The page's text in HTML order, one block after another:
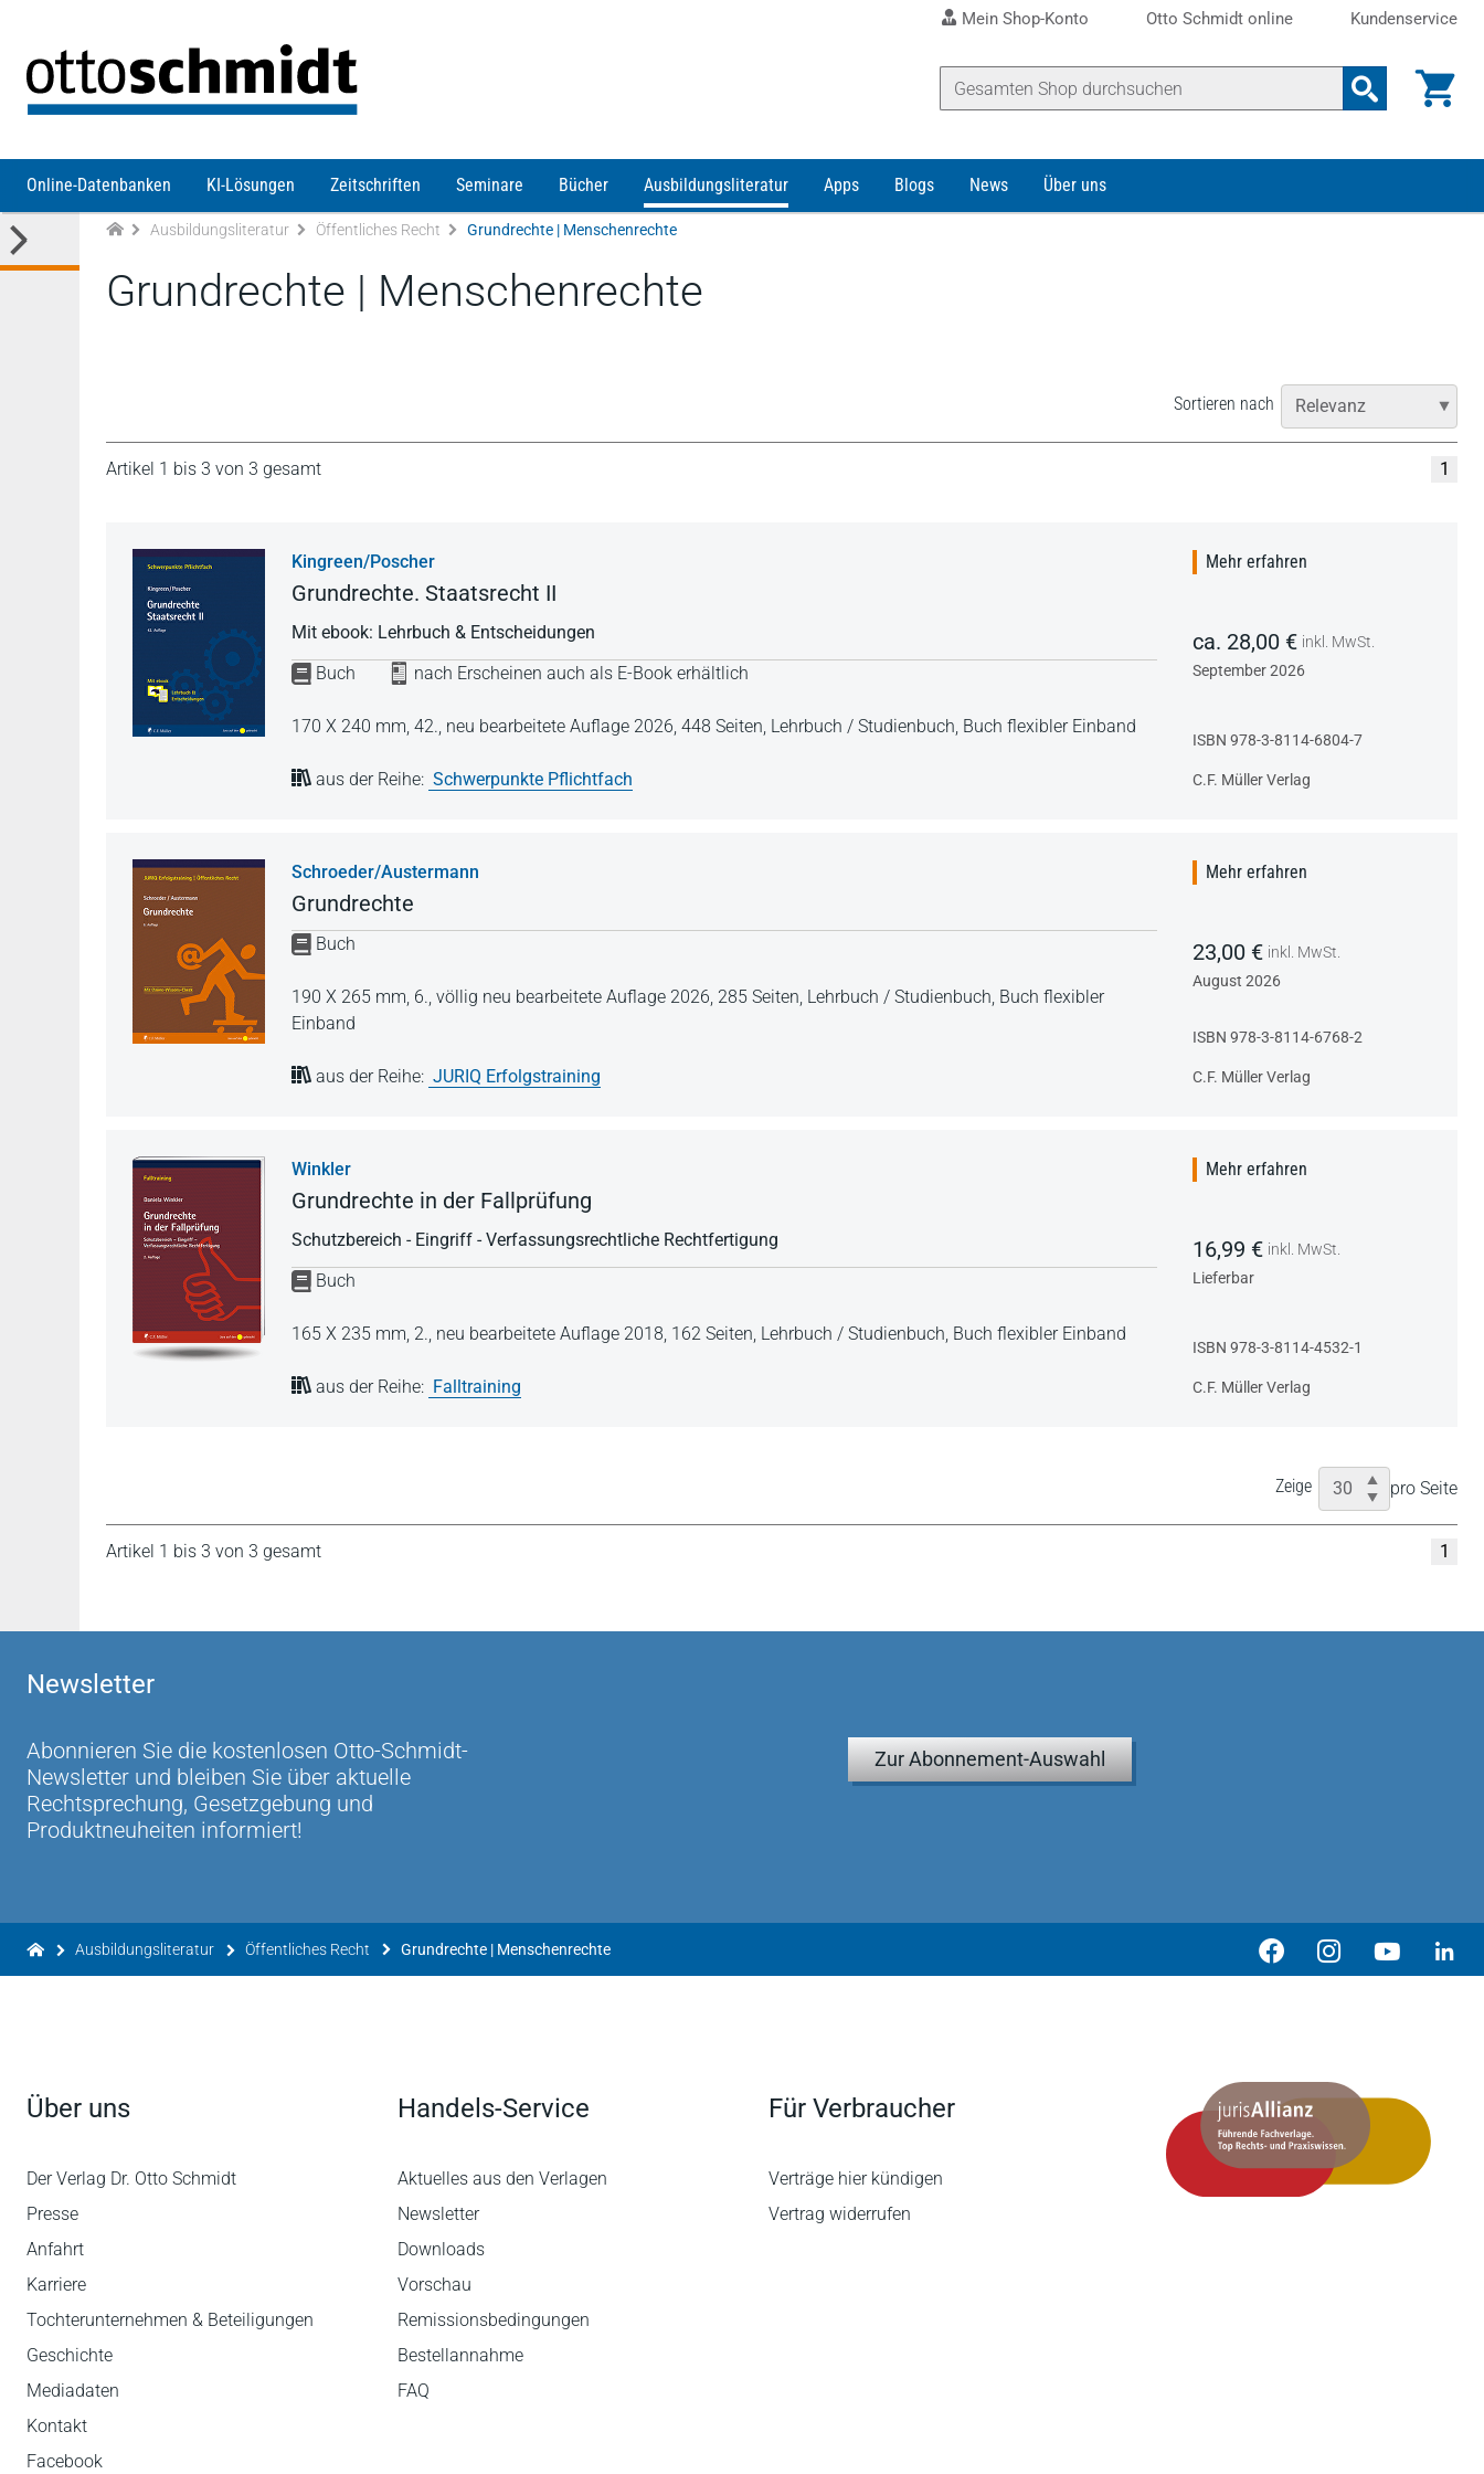
Mein Shop-Konto Otto Schmidt online Kundenservice
Online-Datenbanken KI-Lösungen Zeitschriften Seminare Bücher Ausbildungsliteratur Apps Blogs News Über uns
Ausbildungsliteratur Öffentliches Recht Grundrechte | Menschenrechte
Grundrechte | Menschenrechte
Sortieren nach
Artikel 1 bis 3 von 3 gesamt 1
Kingreen/Poscher
Grundrechte. Staatsrecht II
Mit ebook: Lehrbuch & Entscheidungen
Buch
nach Erscheinen auch als E-Book erhältlich
170 X 240 mm, 42., neu bearbeitete Auflage 2026, 448 Seiten, Lehrbuch / Studienbuch, Buch flexibler Einband
aus der Reihe: Schwerpunkte Pflichtfach
Mehr erfahren
ca. 28,00 € inkl. MwSt.
September 2026
ISBN 978-3-8114-6804-7
C.F. Müller Verlag
Schroeder/Austermann
Grundrechte
Buch
190 X 265 mm, 6., völlig neu bearbeitete Auflage 2026, 285 Seiten, Lehrbuch / Studienbuch, Buch flexibler
Einband
aus der Reihe: JURIQ Erfolgstraining
Mehr erfahren
23,00 € inkl. MwSt.
August 2026
ISBN 978-3-8114-6768-2
C.F. Müller Verlag
Winkler
Grundrechte in der Fallprüfung
Schutzbereich - Eingriff - Verfassungsrechtliche Rechtfertigung
Buch
165 X 235 mm, 2., neu bearbeitete Auflage 2018, 162 Seiten, Lehrbuch / Studienbuch, Buch flexibler Einband
aus der Reihe: Falltraining
Mehr erfahren
16,99 € inkl. MwSt.
Lieferbar
ISBN 978-3-8114-4532-1
C.F. Müller Verlag
Zeige pro Seite
Artikel 1 bis 3 von 3 gesamt 1
Newsletter
Abonnieren Sie die kostenlosen Otto-Schmidt-
Newsletter und bleiben Sie über aktuelle
Rechtsprechung, Gesetzgebung und
Produktneuheiten informiert!
Zur Abonnement-Auswahl
Ausbildungsliteratur Öffentliches Recht Grundrechte | Menschenrechte
Über uns
Der Verlag Dr. Otto Schmidt
Presse
Anfahrt
Karriere
Tochterunternehmen & Beteiligungen
Geschichte
Mediadaten
Kontakt
Facebook
Handels-Service
Aktuelles aus den Verlagen
Newsletter
Downloads
Vorschau
Remissionsbedingungen
Bestellannahme
FAQ
Für Verbraucher
Verträge hier kündigen
Vertrag widerrufen